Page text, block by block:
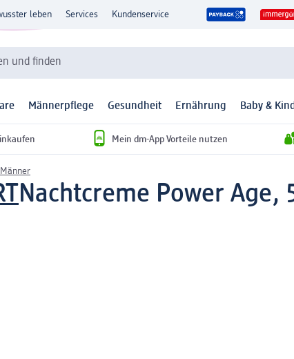
leben Services Kundenservice
und finden
Männerpflege Gesundheit Ernährung Baby &
Mein dm-App Vorteile nutzen
Nachtcreme Power Age,